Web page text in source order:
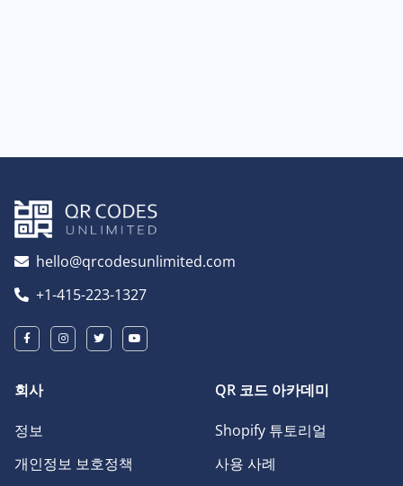
hello@qrcodesunlimited.com
+1-415-223-1327
회사
정보
개인정보 보호정책
QR 코드 아카데미
Shopify 튜토리얼
사용 사례